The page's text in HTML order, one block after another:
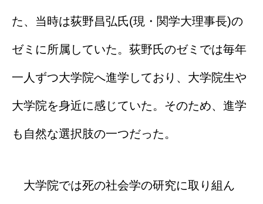
た、当時は荻野昌弘氏(現・関学大理事長)の
ゼミに所属していた。荻野氏のゼミでは毎年
一人ずつ大学院へ進学しており、大学院生や
大学院を身近に感じていた。そのため、進学
も自然な選択肢の一つだった。
大学院では死の社会学の研究に取り組ん